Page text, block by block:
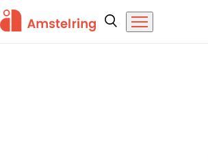
Overslaan en naar de inhoud gaan
Amstelring
ZoekenMenu